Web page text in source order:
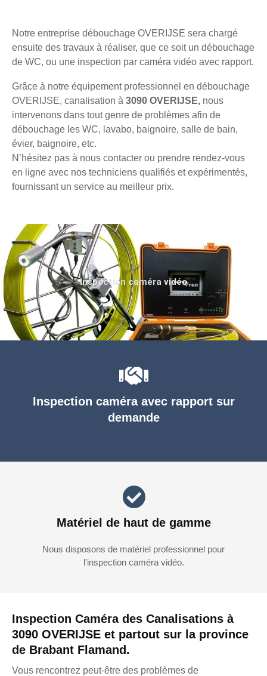
Notre entreprise débouchage OVERIJSE sera chargé
ensuite des travaux à réaliser, que ce soit un débouchage
de WC, ou une inspection par caméra vidéo avec rapport.
Grâce à notre équipement professionnel en débouchage
OVERIJSE, canalisation à 3090 OVERIJSE, nous
intervenons dans tout genre de problèmes afin de
débouchage les WC, lavabo, baignoire, salle de bain,
évier, baignoire, etc.
N’hésitez pas à nous contacter ou prendre rendez-vous
en ligne avec nos techniciens qualifiés et expérimentés,
fournissant un service au meilleur prix.
Inspection Caméra des Canalisations à
3090 OVERIJSE et partout sur la province
de Brabant Flamand.
Vous rencontrez peut-être des problèmes de
Inspection caméra avec rapport sur
demande
Matériel de haut de gamme
Nous disposons de matériel professionnel pour
l'inspection caméra vidéo.
Inspection caméra vidéo